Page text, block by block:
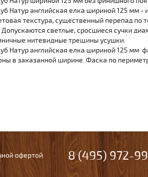
Натур английская елка шириной 125 мм
текстура, существенный перепад по
Допускаются светлые, сросшиеся сучки
нитевидные трещины усушки.
Натур английская елка шириной 125 мм
в заказанной ширине. Фаска по
офертой 8 (495) 972-